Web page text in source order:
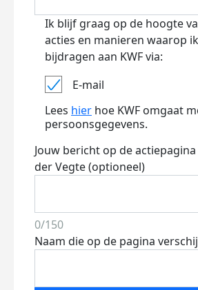
Ik blijf graag op de hoogte
acties en manieren waarop
bijdragen aan KWF via:
E-mail
Lees hier hoe KWF omgaat
persoonsgegevens.
Jouw bericht op de
der Vegte (optioneel)
0/150
Naam die op de pagina